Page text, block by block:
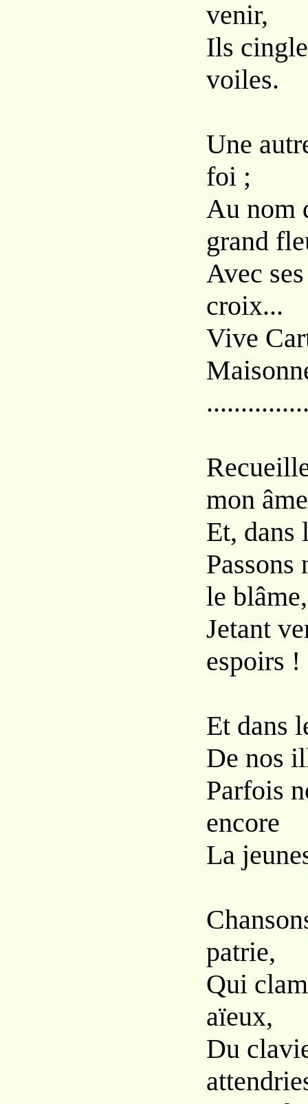
venir,
Ils
voiles.
Une
foi ;
Au nom
grand
Avec
croix...
Vive
mon
Et, dans
Passons
le blâme,
Jetant
espoirs !
Et dans
De nos
Parfois
encore
La
patrie,
Qui
aïeux,
Du